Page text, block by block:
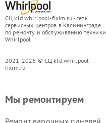
СЦ kld.whirlpool-fixim.ru - сеть
сервисных центров в Калининграде
по ремонту и обслуживанию техники
Whirlpool
2021-2026 © СЦ kld.whirlpool-
fixim.ru
Мы ремонтируем
Ремонт варочных панелей